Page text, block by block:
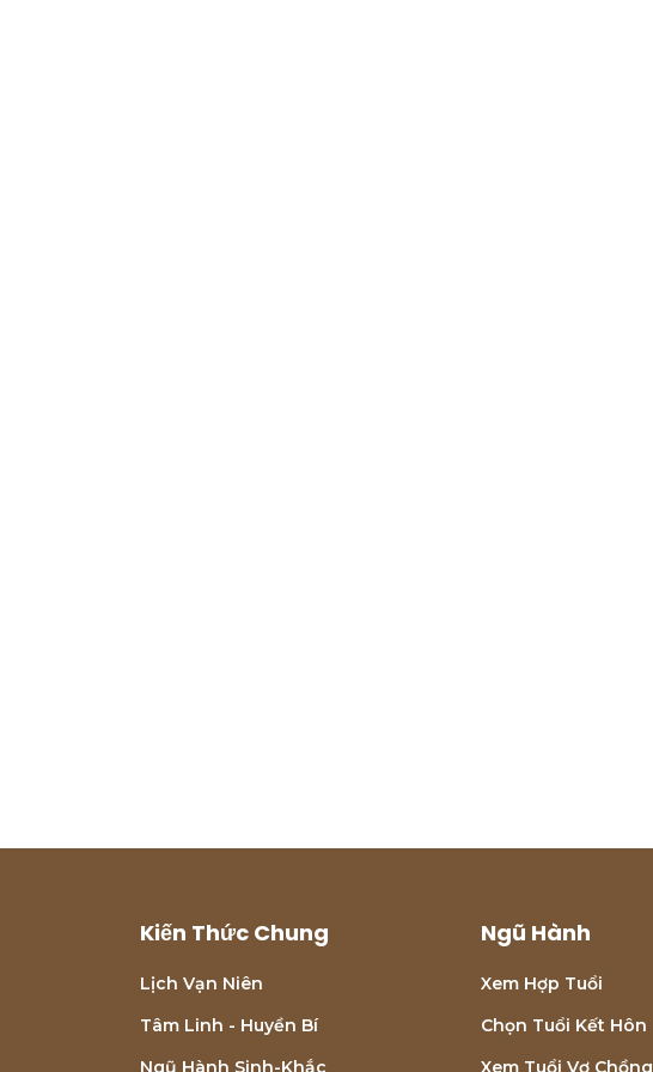
Kiến Thức Chung
Lịch Vạn Niên
Tâm Linh - Huyền Bí
Ngũ Hành Sinh-Khắc
Ngũ Hành
Xem Hợp Tuổi
Chọn Tuổi Kết Hôn
Xem Tuổi Vợ Chồng